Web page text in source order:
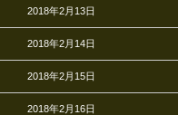
2018年2月13日
2018年2月14日
2018年2月15日
2018年2月16日